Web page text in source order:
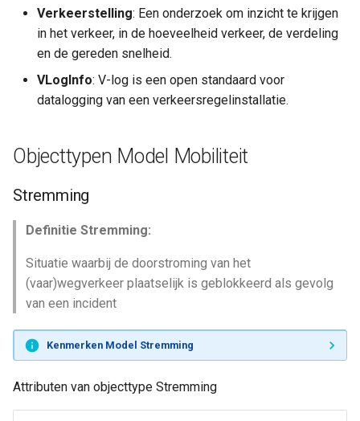
Interne organisatie
Dienstverlening
Kern
Verkeerstelling: Een onderzoek om inzicht te krijgen
in het verkeer, in de hoeveelheid verkeer, de verdeling
en de gereden snelheid.
VLogInfo: V-log is een open standaard voor
datalogging van een verkeersregelinstallatie.
Objecttypen Model Mobiliteit
Stremming
Definitie Stremming:
Situatie waarbij de doorstroming van het
(vaar)wegverkeer plaatselijk is geblokkeerd als gevolg
van een incident
Kenmerken Model Stremming
Attributen van objecttype Stremming